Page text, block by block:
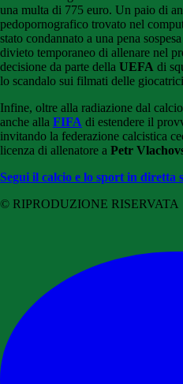
una multa di 775 euro. Un paio di
pedopornografico trovato nel
stato condannato a una pena
divieto temporaneo di allenare nel
decisione da parte della UEFA di
lo scandalo sui filmati delle
Infine, oltre alla radiazione dal calcio
anche alla FIFA di estendere il
invitando la federazione calcistica
licenza di allenatore a Petr
Segui il calcio e lo sport in diretta
© RIPRODUZIONE RISERVATA